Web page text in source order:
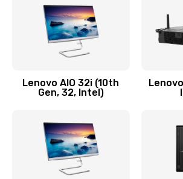
Замена кнопки включения/
Заказать
Lenovo AIO 32i (10th
Gen, 32, Intel)